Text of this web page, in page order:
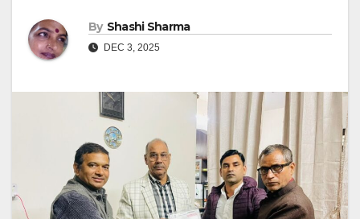
By Shashi Sharma
DEC 3, 2025